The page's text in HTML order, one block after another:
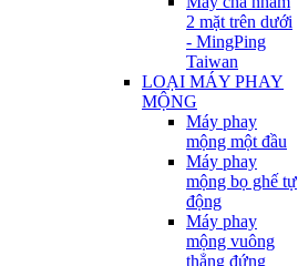
2 mặt trên dưới
- MingPing
Taiwan
LOẠI MÁY PHAY
MỘNG
Máy phay
mộng một đầu
Máy phay
mộng bọ ghế tự
động
Máy phay
mộng vuông
thẳng đứng